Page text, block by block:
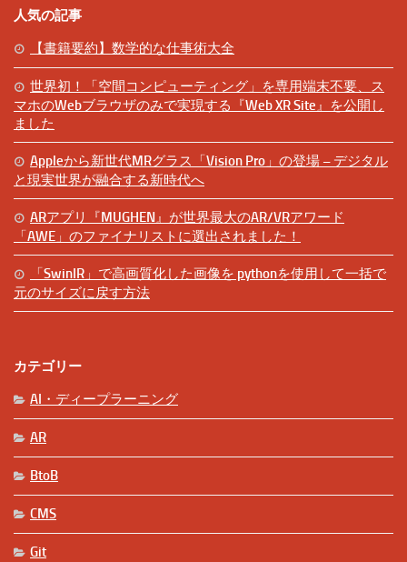
人気の記事
【書籍要約】数学的な仕事術大全
世界初！「空間コンピューティング」を専用端末不要、ス
マホのWebブラウザのみで実現する『Web XR Site』を公開し
ました
Appleから新世代MRグラス「Vision Pro」の登場 – デジタル
と現実世界が融合する新時代へ
ARアプリ『MUGHEN』が世界最大のAR/VRアワード
「AWE」のファイナリストに選出されました！
「SwinIR」で高画質化した画像を pythonを使用して一括で
元のサイズに戻す方法
カテゴリー
AI・ディープラーニング
AR
BtoB
CMS
Git